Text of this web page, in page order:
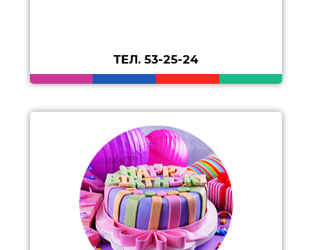
ТЕЛ. 53-25-24